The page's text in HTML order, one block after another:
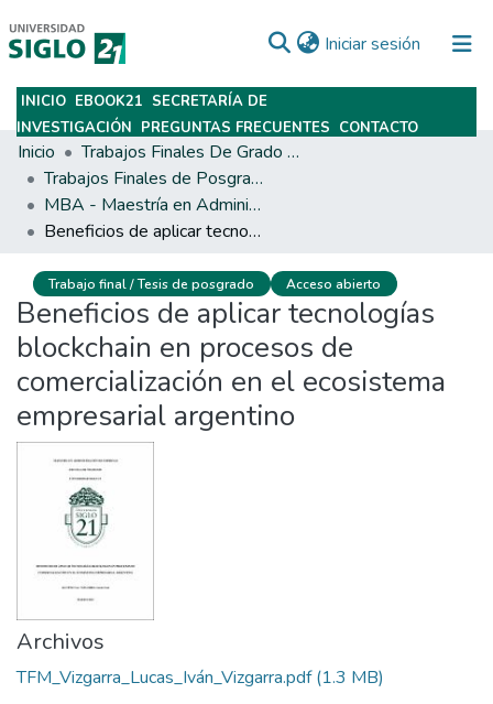
Iniciar sesión (current)
Subir
INICIO EBOOK21 SECRETARÍA DE
INVESTIGACIÓN PREGUNTAS FRECUENTES CONTACTO
Inicio
Trabajos Finales De Grado Y Posgrado
Trabajos Finales de Posgrados y Maestrías
MBA - Maestría en Administración de Empresas
Beneficios de aplicar tecnologías blockchain en procesos de comercialización en el ecosistema empresarial argentino
Trabajo final / Tesis de posgrado Acceso abierto
Beneficios de aplicar tecnologías
blockchain en procesos de
comercialización en el ecosistema
empresarial argentino
Archivos
TFM_Vizgarra_Lucas_Iván_Vizgarra.pdf(1.3 MB)